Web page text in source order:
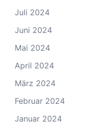
Juli 2024
Juni 2024
Mai 2024
April 2024
März 2024
Februar 2024
Januar 2024